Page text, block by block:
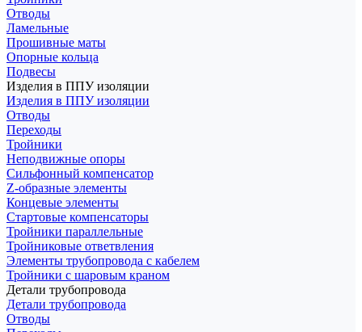
Отводы
Ламельные
Прошивные маты
Опорные кольца
Подвесы
Изделия в ППУ изоляции
Изделия в ППУ изоляции
Отводы
Переходы
Тройники
Неподвижные опоры
Cильфонный компенсатор
Z-образные элементы
Концевые элементы
Стартовые компенсаторы
Тройники параллельные
Тройниковые ответвления
Элементы трубопровода с кабелем
Тройники с шаровым краном
Детали трубопровода
Детали трубопровода
Отводы